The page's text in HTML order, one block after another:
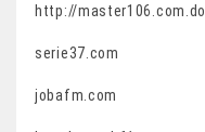
http://master106.com.do
serie37.com
jobafm.com